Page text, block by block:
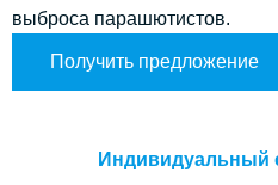
выброса парашютистов.
Получить предложение
Индивидуальный